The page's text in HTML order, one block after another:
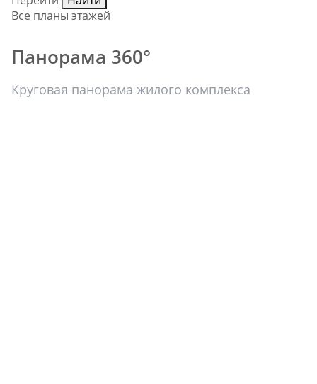
Все планы этажей
Панорама 360°
Круговая панорама жилого комплекса